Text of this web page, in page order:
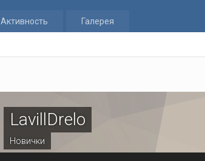
Активность Галерея
LavillDrelo
Новички